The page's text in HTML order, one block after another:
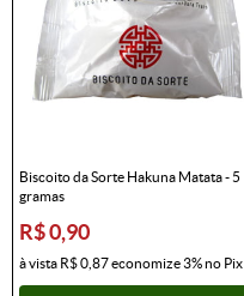
Biscoito da Sorte Hakuna Matata - 5
gramas
R$ 0,90
à vista R$ 0,87economize3%no Pix